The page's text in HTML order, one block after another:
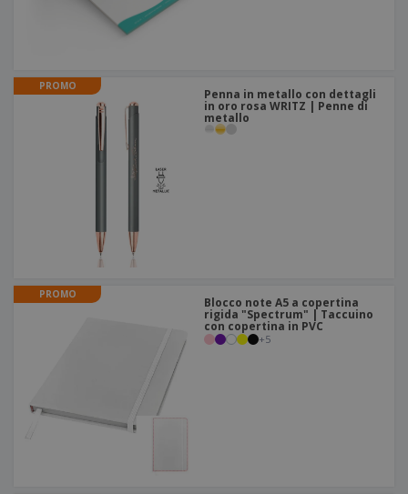
PROMO
Penna in metallo con dettagli
in oro rosa WRITZ | Penne di
metallo
PROMO
Blocco note A5 a copertina
rigida "Spectrum" | Taccuino
con copertina in PVC
+5